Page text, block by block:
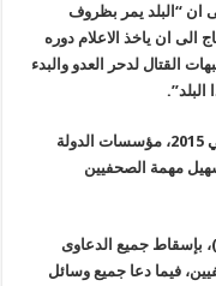
ان “البلد يمر بظروف
الى ان ياخذ الاعلام دوره
القتال لدحر العدو والبدء
البلد”.
وجه رئيس الوزراء حيدر العبادي، 15 كانون الثاني 2015، مؤسسات الدولة
مهمة الصحفيين
يذكر ان العبادي وجه، في (18 كانون الاول 2014)، بإسقاط جميع الدعاوى
فيما دعا جميع وسائل